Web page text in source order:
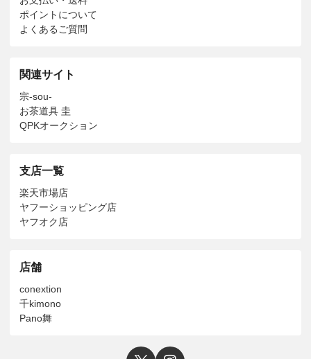
ポイントについて
よくあるご質問
関連サイト
宗-sou-
お茶道具 圭
QPKオークション
支店一覧
楽天市場店
ヤフーショッピング店
ヤフオク店
店舗
conextion
千kimono
Pano舞